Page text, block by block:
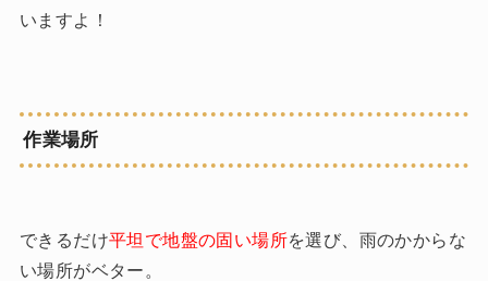
いますよ！
作業場所
できるだけ平坦で地盤の固い場所を選び、雨のかからな
い場所がベター。